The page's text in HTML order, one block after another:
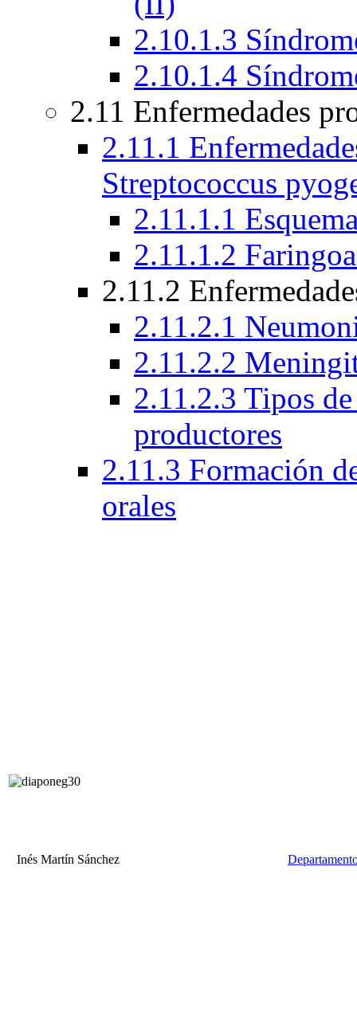
2.10.1.3
2.10.1.4
2.11 Enfermedades
2.11.1
Streptococcus
2.11.1.1
2.11.1.2
2.11.2
2.11.2.1
2.11.2.2
2.11.2.3 Tipos
productores
2.11.3 Formación
orales
Inés Martín Sánchez